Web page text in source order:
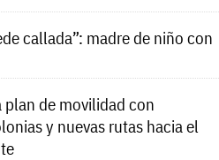
callada”: madre de niño con
de movilidad con
y nuevas rutas hacia el